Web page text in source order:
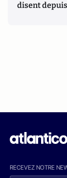
disent
RECEVEZ NOTRE